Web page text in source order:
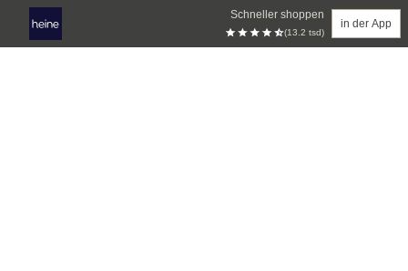
Schneller shoppen
(13.2 tsd)
in der App